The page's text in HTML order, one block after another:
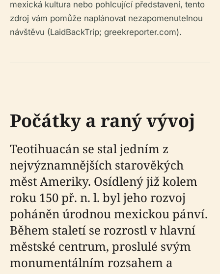
mexická kultura nebo pohlcující představení, tento
zdroj vám pomůže naplánovat nezapomenutelnou
návštěvu (LaidBackTrip; greekreporter.com).
Počátky a raný vývoj
Teotihuacán se stal jedním z
nejvýznamnějších starověkých
měst Ameriky. Osídlený již kolem
roku 150 př. n. l. byl jeho rozvoj
poháněn úrodnou mexickou pánví.
Během staletí se rozrostl v hlavní
městské centrum, proslulé svým
monumentálním rozsahem a